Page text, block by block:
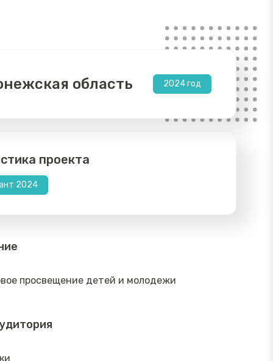
область 2024 год
проекта
2024
просвещение детей и молодежи